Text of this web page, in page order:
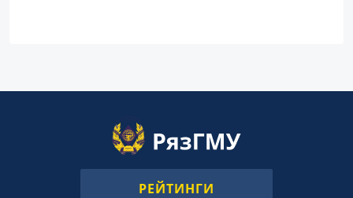
РЕЙТИНГИ